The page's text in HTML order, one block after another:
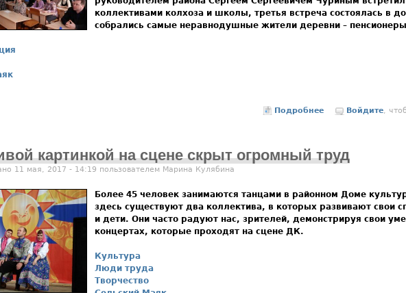
коллективами колхоза и школы, третья встреча состоялась в
собрались самые неравнодушные жители деревни –
Подробнее о Мы –Войдите,
картинкой на сцене скрыт огромный труд
11 мая, 2017 - 14:19 пользователем Марина Кулябина
Более 45 человек занимаются танцами в районном Доме
здесь существуют два коллектива, в которых развивают свои
и дети. Они часто радуют нас, зрителей, демонстрируя свои
концертах, которые проходят на сцене ДК.
Культура
Люди труда
Творчество